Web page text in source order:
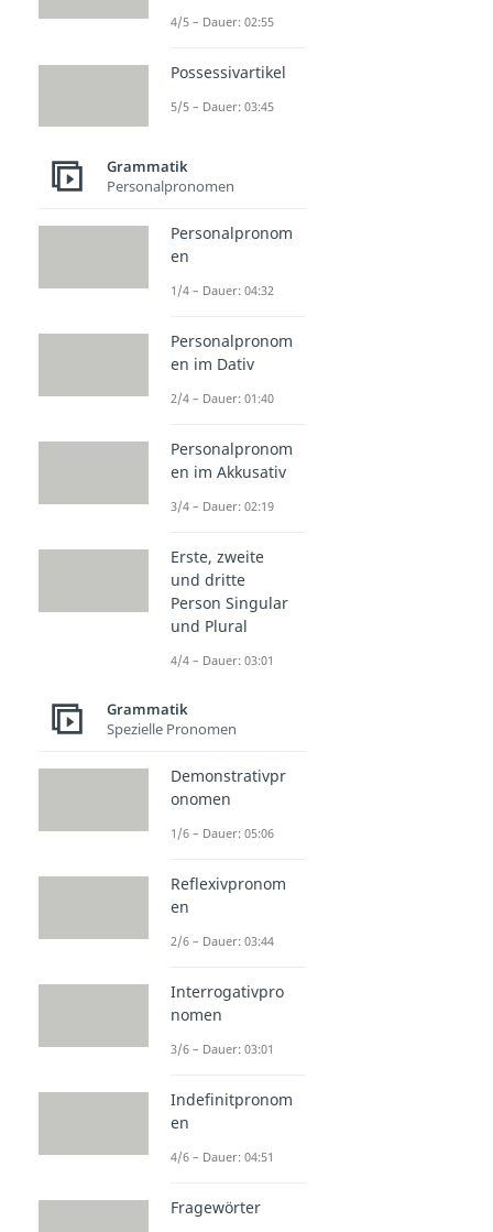
4/5 – Dauer: 02:55
Possessivartikel
5/5 – Dauer: 03:45
Grammatik
Personalpronomen
Personalpronom
en
1/4 – Dauer: 04:32
Personalpronom
en im Dativ
2/4 – Dauer: 01:40
Personalpronom
en im Akkusativ
3/4 – Dauer: 02:19
Erste, zweite
und dritte
Person Singular
und Plural
4/4 – Dauer: 03:01
Grammatik
Spezielle Pronomen
Demonstrativpr
onomen
1/6 – Dauer: 05:06
Reflexivpronom
en
2/6 – Dauer: 03:44
Interrogativpro
nomen
3/6 – Dauer: 03:01
Indefinitpronom
en
4/6 – Dauer: 04:51
Fragewörter